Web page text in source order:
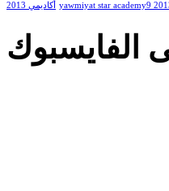
أكاديمي 2013 yawmiyat star academy9
الفايسبوك